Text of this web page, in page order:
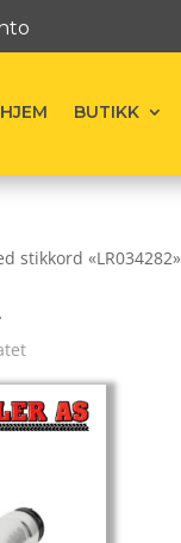
HJEM BUTIKK
stikkord «LR034282»